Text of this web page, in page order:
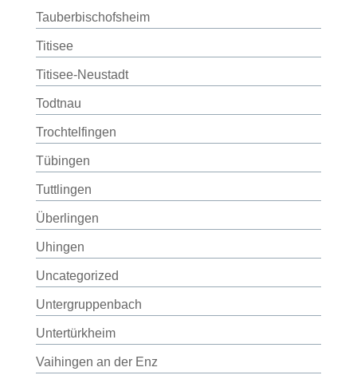
Tauberbischofsheim
Titisee
Titisee-Neustadt
Todtnau
Trochtelfingen
Tübingen
Tuttlingen
Überlingen
Uhingen
Uncategorized
Untergruppenbach
Untertürkheim
Vaihingen an der Enz